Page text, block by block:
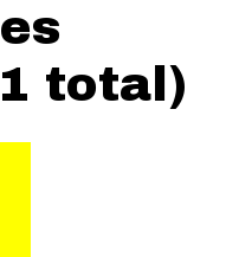
total)